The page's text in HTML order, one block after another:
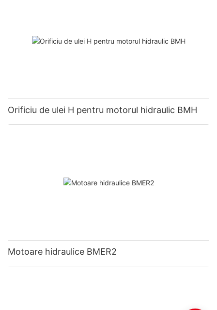
Orificiu de ulei H pentru motorul hidraulic BMH
Motoare hidraulice BMER2